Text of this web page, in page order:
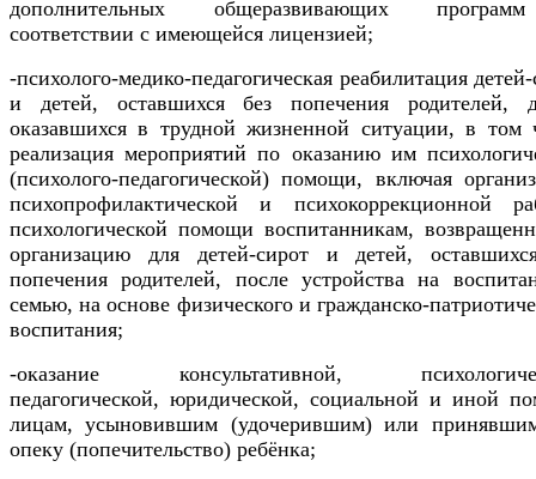
дополнительных общеразвивающих
соответствии с имеющейся лицензией;
-психолого-медико-педагогическая реабилитация
и детей, оставшихся без попечения родителей,
оказавшихся в трудной жизненной ситуации, в том
реализация мероприятий по оказанию им
(психолого-педагогической) помощи, включая
психопрофилактической и психокоррекционной
психологической помощи воспитанникам,
организацию для детей-сирот и детей,
попечения родителей, после устройства на
семью, на основе физического и гражданско-
воспитания;
-оказание консультативной,
педагогической, юридической, социальной и иной
лицам, усыновившим (удочерившим) или
опеку (попечительство) ребёнка;